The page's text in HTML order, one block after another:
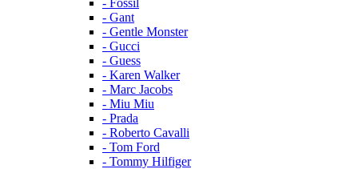
- Gant
- Gentle Monster
- Gucci
- Guess
- Karen Walker
- Marc Jacobs
- Miu Miu
- Prada
- Roberto Cavalli
- Tom Ford
- Tommy Hilfiger